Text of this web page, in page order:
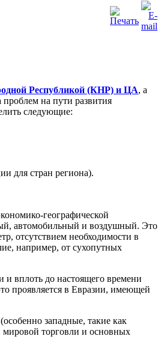
Республикой (КНР) и ЦА, а
на пути развития
следующие:
для стран региона).
географической
автомобильный и воздушный. Это
отсутствием необходимости в
например, от сухопутных
вплоть до настоящего времени
проявляется в Евразии, имеющей
западные, такие как
торговли и основных